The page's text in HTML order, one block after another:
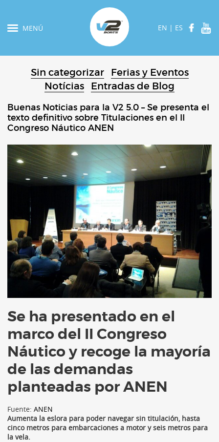
MENÚ EN | ES
Sin categorizar
Ferias y Eventos
Notícias
Entradas de Blog
Buenas Noticias para la V2 5.0 – Se presenta el
texto definitivo sobre Titulaciones en el II
Congreso Náutico ANEN
Se ha presentado en el
marco del II Congreso
Náutico y recoge la mayoría
de las demandas
planteadas por ANEN
Fuente: ANEN
Aumenta la eslora para poder navegar sin titulación, hasta
cinco metros para embarcaciones a motor y seis metros para
la vela.